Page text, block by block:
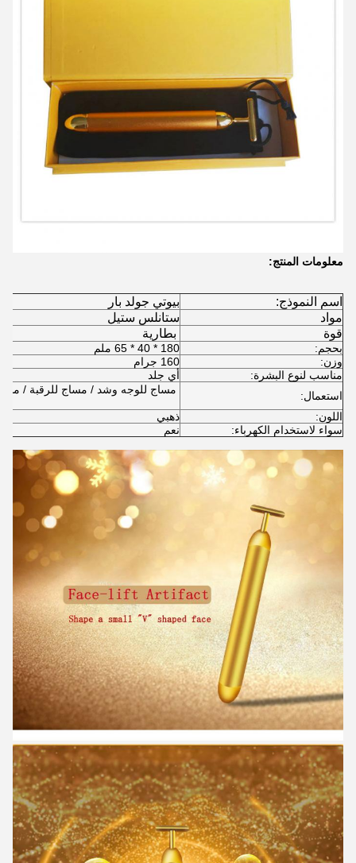
معلومات المنتج:
اسم النموذج:
بيوتي جولد بار
مواد
ستانلس ستيل
قوة
بطارية
بحجم:
180 * 40 * 65 ملم
وزن:
160 جرام
مناسب لنوع البشرة:
أي جلد
استعمال:
مساج للوجه وشد / مساج للرقبة /
اللون:
ذهبي
سواء لاستخدام الكهرباء:
نعم